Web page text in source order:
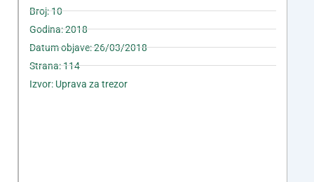
Broj: 10
Godina: 2018
Datum objave: 26/03/2018
Strana: 114
Izvor: Uprava za trezor